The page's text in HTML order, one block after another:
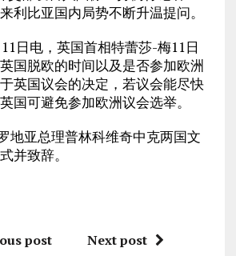
利比亚国内局势不断升温提问。
日电，英国首相特蕾莎-梅11日
国脱欧的时间以及是否参加欧洲
英国议会的决定，若议会能尽快
国可避免参加欧洲议会选举。
地亚总理普林科维奇中克两国文
并致辞。
post Next post